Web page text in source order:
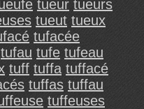
tueur tueurs
tueut tueux
tufacée
tufau tufe tufeau
tuff tuffa tuffacé
tuffas tuffau
tuffeuses